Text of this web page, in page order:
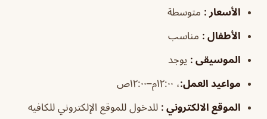
الأسعار : متوسطة
الأطفال : مناسب
الموسيقى : يوجد
مواعيد العمل:، ١٢:٠٠م–١٢:٠٠ص
الموقع الالكتروني : للدخول للموقع الإلكتروني للكافيه